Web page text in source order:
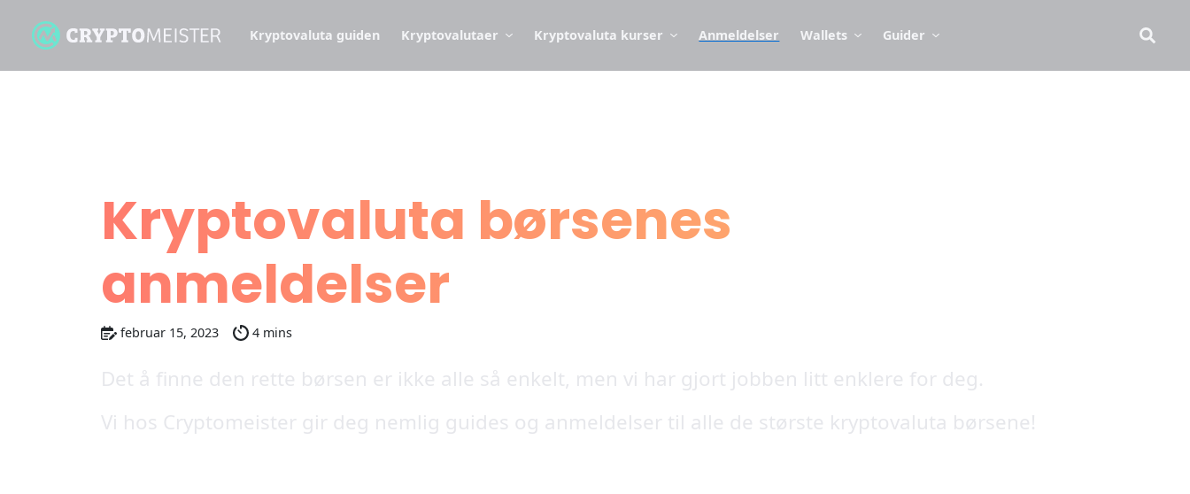
Kryptovaluta guiden Kryptovalutaer Kryptovaluta kurser Anmeldelser Wallets Guider
Kryptovaluta børsenes
anmeldelser
februar 15, 2023 4 mins
Det å finne den rette børsen er ikke alle så enkelt, men vi har gjort jobben litt enklere for deg.
Vi hos Cryptomeister gir deg nemlig guides og anmeldelser til alle de største kryptovaluta børsene!